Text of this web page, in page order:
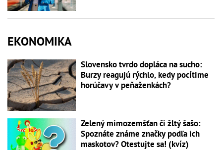
EKONOMIKA
Slovensko tvrdo dopláca na sucho:
Burzy reagujú rýchlo, kedy pocítime
horúčavy v peňaženkách?
Zelený mimozemšťan či žltý šašo:
Spoznáte známe značky podľa ich
maskotov? Otestujte sa! (kvíz)